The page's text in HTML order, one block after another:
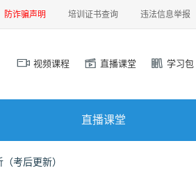
防诈骗声明 培训证书查询 违法信息举报
视频课程 直播课堂 学习包
直播课堂
考后更新）